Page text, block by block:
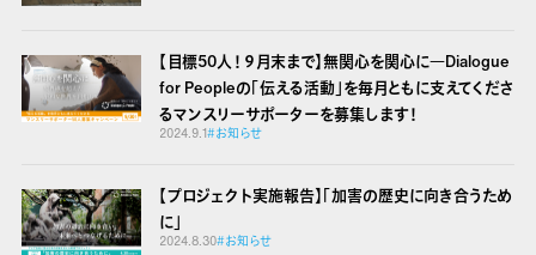
【目標50人！９月末まで】無関心を関心に―Dialogue
for Peopleの「伝える活動」を毎月ともに支えてくださ
るマンスリーサポーターを募集します！
2024.9.1#お知らせ
【プロジェクト実施報告】「加害の歴史に向き合うため
に」
2024.8.30#お知らせ